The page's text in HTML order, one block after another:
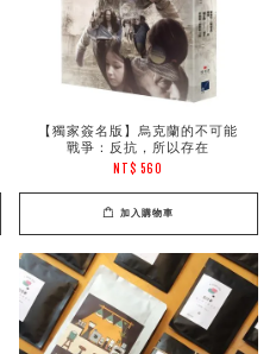
【獨家簽名版】烏克蘭的不可能
戰爭：反抗，所以存在
NT$ 560
加入購物車